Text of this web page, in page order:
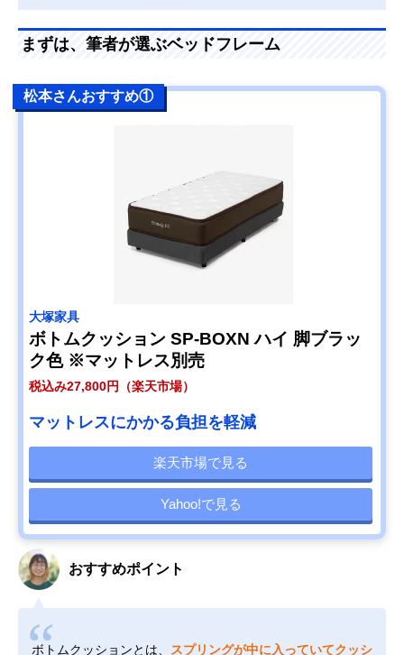
まずは、筆者が選ぶベッドフレーム
松本さんおすすめ①
大塚家具
ボトムクッション SP-BOXN ハイ 脚ブラッ
ク色 ※マットレス別売
税込み27,800円（楽天市場）
マットレスにかかる負担を軽減
楽天市場で見る
Yahoo!で見る
おすすめポイント
ボトムクッションとは、
スプリングが中に入っていてクッシ